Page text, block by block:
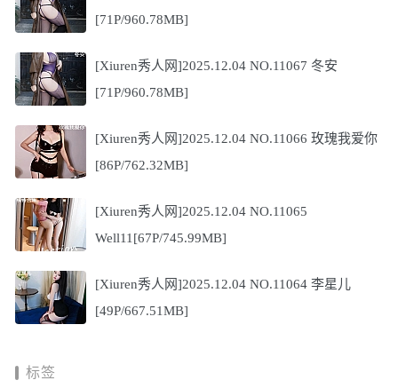
[71P/960.78MB]
[Xiuren秀人网]2025.12.04 NO.11067 冬安
[71P/960.78MB]
[Xiuren秀人网]2025.12.04 NO.11066 玫瑰我爱你
[86P/762.32MB]
[Xiuren秀人网]2025.12.04 NO.11065
Well11[67P/745.99MB]
[Xiuren秀人网]2025.12.04 NO.11064 李星儿
[49P/667.51MB]
标签